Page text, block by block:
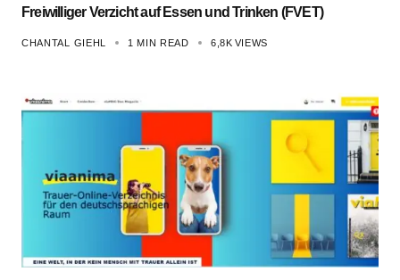
Freiwilliger Verzicht auf Essen und Trinken (FVET)
CHANTAL GIEHL 1 MIN READ 6,8K VIEWS